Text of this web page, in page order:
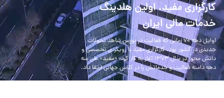
کارگزاری مفید، اولین هلدینگ
خدمات مالی ایران
اوایل دهه 70 زمانی که فعالیت در بورس شاهد تحولات
جدیدی در کشور بود، کارگزاری مفید با رویکردی تخصصی و
دانش محور در سال 1373 آغاز به کار کرد. «مفید» طی سه
دهه دامنه فعالیت و خدماتش را در کلاس جهانی ارتقا داد.